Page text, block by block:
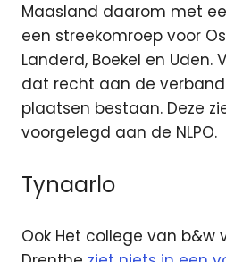
Maasland daarom met
een streekomroep voor
Landerd, Boekel en Uden.
dat recht aan de
plaatsen bestaan. Deze
voorgelegd aan de NLPO.
Tynaarlo
Ook Het college van b&w